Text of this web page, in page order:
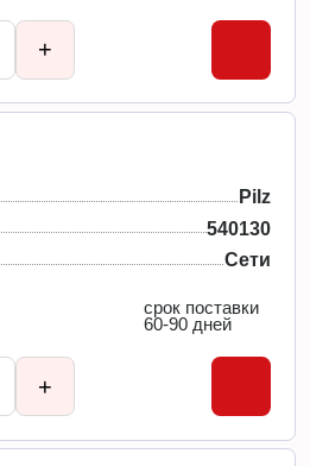
+
Pilz
540130
Сети
срок поставки
60-90 дней
+